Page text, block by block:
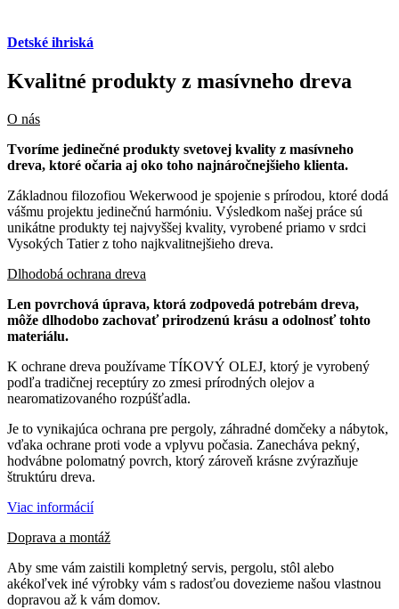
Detské ihriská
Kvalitné produkty z masívneho dreva
O nás
Tvoríme jedinečné produkty svetovej kvality z masívneho
dreva, ktoré očaria aj oko toho najnáročnejšieho klienta.
Základnou filozofiou Wekerwood je spojenie s prírodou, ktoré dodá
vášmu projektu jedinečnú harmóniu. Výsledkom našej práce sú
unikátne produkty tej najvyššej kvality, vyrobené priamo v srdci
Vysokých Tatier z toho najkvalitnejšieho dreva.
Dlhodobá ochrana dreva
Len povrchová úprava, ktorá zodpovedá potrebám dreva,
môže dlhodobo zachovať prirodzenú krásu a odolnosť tohto
materiálu.
K ochrane dreva používame TÍKOVÝ OLEJ, ktorý je vyrobený
podľa tradičnej receptúry zo zmesi prírodných olejov a
nearomatizovaného rozpúšťadla.
Je to vynikajúca ochrana pre pergoly, záhradné domčeky a nábytok,
vďaka ochrane proti vode a vplyvu počasia. Zanecháva pekný,
hodvábne polomatný povrch, ktorý zároveň krásne zvýrazňuje
štruktúru dreva.
Viac informácií
Doprava a montáž
Aby sme vám zaistili kompletný servis, pergolu, stôl alebo
akékoľvek iné výrobky vám s radosťou dovezieme našou vlastnou
dopravou až k vám domov.